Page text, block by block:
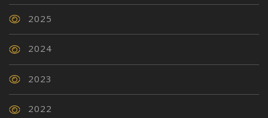
2025
2024
2023
2022